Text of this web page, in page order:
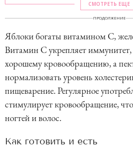
СМОТРЕТЬ ЕЩЕ
ПРОДОЛЖЕНИЕ
Яблоки богаты витамином C,
Витамин C укрепляет иммунитет,
хорошему кровообращению, а
нормализовать уровень
пищеварение. Регулярное
стимулирует кровообращение,
ногтей и волос.
Как готовить и есть